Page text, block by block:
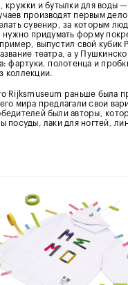
кружки и бутылки для воды
производят первым
сувенир, за которым
нужно придумать форму
выпустил свой кубик
театра, а у
фартуки, полотенца и
коллекции.
Rijksmuseum раньше была
мира предлагали свои
были авторы,
посуды, лаки для ногтей,